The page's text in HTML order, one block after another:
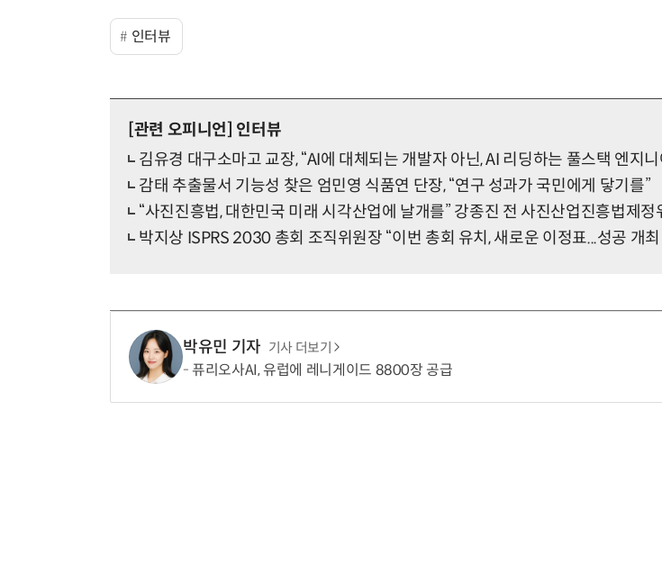
인터뷰
[관련 오피니언] 인터뷰
김유경 대구소마고 교장, “AI에 대체되는 개발자 아닌, AI 리딩하는 풀스택 엔지
감태 추출물서 기능성 찾은 엄민영 식품연 단장, “연구 성과가 국민에게 닿기를”
“사진진흥법, 대한민국 미래 시각산업에 날개를” 강종진 전 사진산업진흥법제정
박지상 ISPRS 2030 총회 조직위원장 “이번 총회 유치, 새로운 이정표...성공 개최 위
박유민 기자 기사 더보기
퓨리오사AI, 유럽에 레니게이드 8800장 공급